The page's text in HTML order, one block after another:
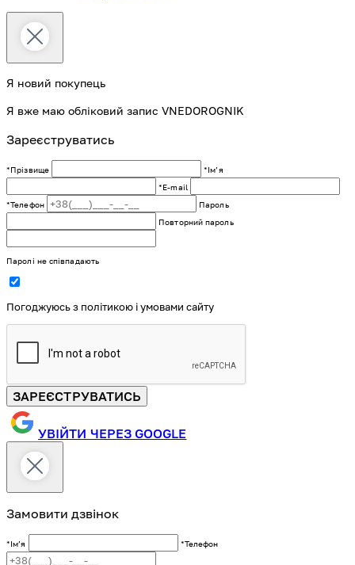
Я новий покупець
Я вже маю обліковий запис VNEDOROGNIK
Зареєструватись
*Прізвище
*Імʼя
*E-mail
*Телефон
Пароль
Повторний пароль
Паролі не співпадають
Погоджуюсь з політикою і умовами сайту
ЗАРЕЄСТРУВАТИСЬ
УВІЙТИ ЧЕРЕЗ GOOGLE
Замовити дзвінок
*Імʼя *Телефон